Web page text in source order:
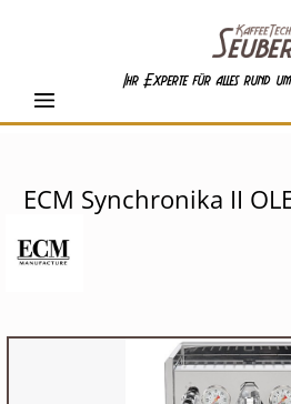
Ihr Experte für alles rund
ECM Synchronika II
Bildergalerie überspringen